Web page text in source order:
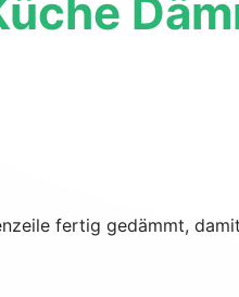
fertig gedämmt,